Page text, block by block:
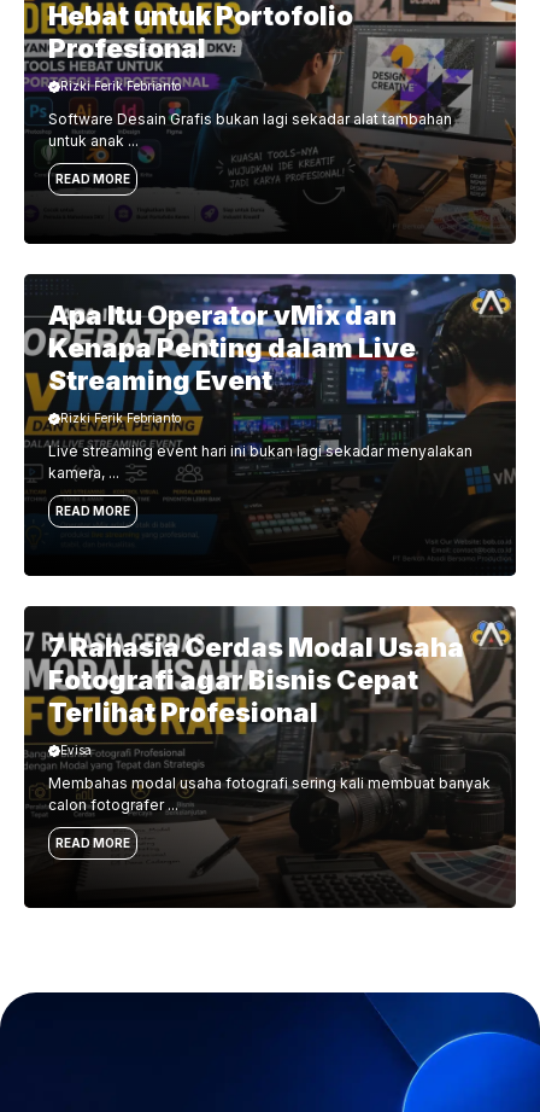
Hebat untuk Portofolio
Profesional
Rizki Ferik Febrianto
Software Desain Grafis bukan lagi sekadar alat tambahan
untuk anak ...
READ MORE
Apa Itu Operator vMix dan
Kenapa Penting dalam Live
Streaming Event
Rizki Ferik Febrianto
Live streaming event hari ini bukan lagi sekadar menyalakan
kamera, ...
READ MORE
7 Rahasia Cerdas Modal Usaha
Fotografi agar Bisnis Cepat
Terlihat Profesional
Evisa
Membahas modal usaha fotografi sering kali membuat banyak
calon fotografer ...
READ MORE